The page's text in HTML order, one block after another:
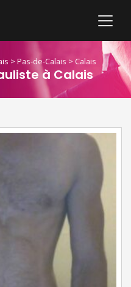
> Pas-de-Calais > Calais
à Calais